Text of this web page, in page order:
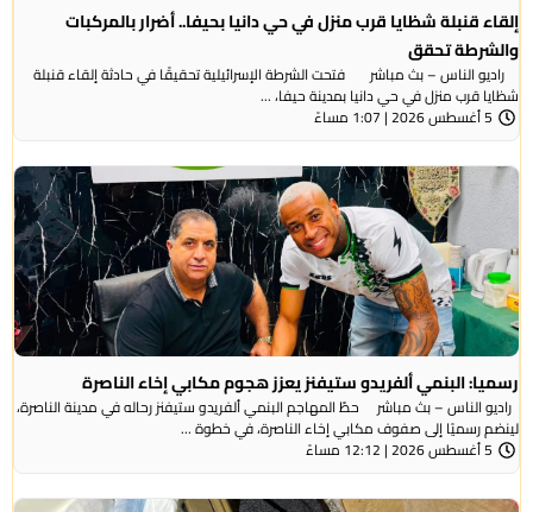
إلقاء قنبلة شظايا قرب منزل في حي دانيا بحيفا.. أضرار بالمركبات
والشرطة تحقق
راديو الناس – بث مباشر فتحت الشرطة الإسرائيلية تحقيقًا في حادثة إلقاء قنبلة
شظايا قرب منزل في حي دانيا بمدينة حيفا، ...
5 أغسطس 2026 | 1:07 مساءً
رسميا: البنمي ألفريدو ستيفنز يعزز هجوم مكابي إخاء الناصرة
راديو الناس – بث مباشر حطّ المهاجم البنمي ألفريدو ستيفنز رحاله في مدينة الناصرة،
لينضم رسميًا إلى صفوف مكابي إخاء الناصرة، في خطوة ...
5 أغسطس 2026 | 12:12 مساءً